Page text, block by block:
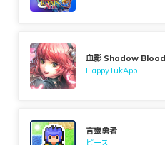
血影 Shadow Blood
HappyTukApp
言靈勇者